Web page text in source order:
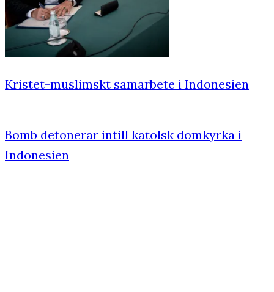
Kristet-muslimskt samarbete i Indonesien
Bomb detonerar intill katolsk domkyrka i
Indonesien